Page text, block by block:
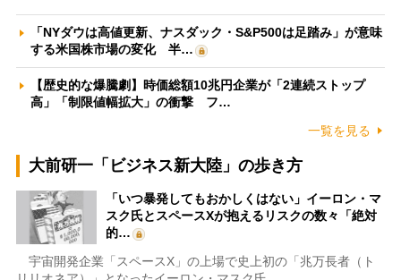
「NYダウは高値更新、ナスダック・S&P500は足踏み」が意味
する米国株市場の変化 半…
【歴史的な爆騰劇】時価総額10兆円企業が「2連続ストップ
高」「制限値幅拡大」の衝撃 フ…
一覧を見る
大前研一「ビジネス新大陸」の歩き方
「いつ暴発してもおかしくはない」イーロン・マ
スク氏とスペースXが抱えるリスクの数々「絶対
的…
宇宙開発企業「スペースX」の上場で史上初の「兆万長者（ト